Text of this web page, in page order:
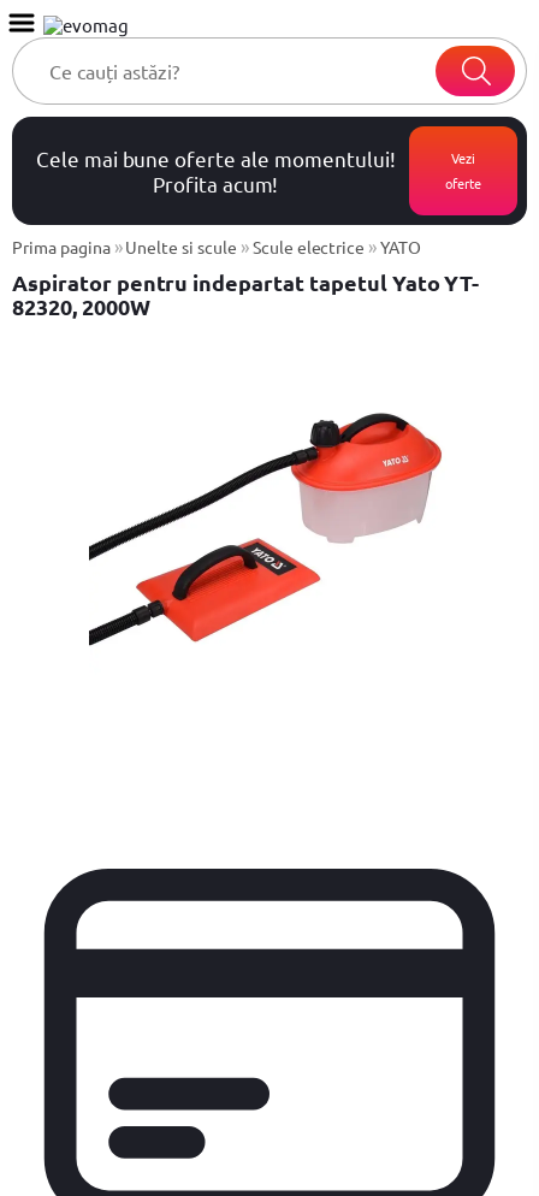
Cele mai bune oferte ale momentului!
Profita acum!
Vezi
oferte
Prima pagina »Unelte si scule »Scule electrice »YATO
Aspirator pentru indepartat tapetul Yato YT-
82320, 2000W